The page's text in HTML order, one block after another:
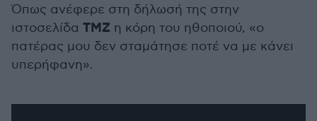
Όπως ανέφερε στη δήλωσή της στην
ιστοσελίδα ΤΜΖ η κόρη του ηθοποιού, «ο
πατέρας μου δεν σταμάτησε ποτέ να με κάνει
υπερήφανη».